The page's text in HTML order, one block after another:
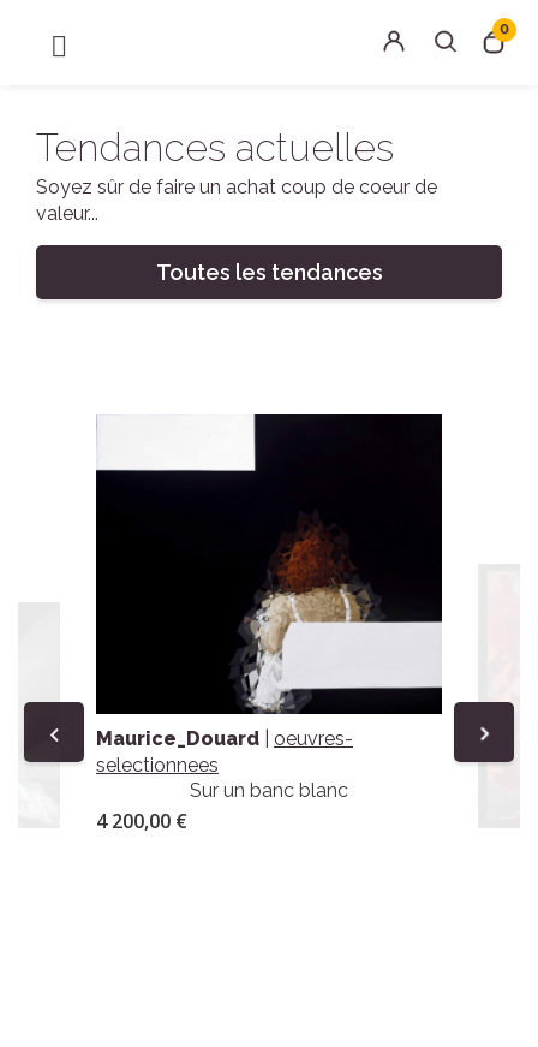
0
Tendances actuelles
Soyez sûr de faire un achat coup de coeur de
valeur...
Toutes les tendances
Previous
Maurice_Douard
oeuvres-
selectionnees
Sur un banc blanc
4 200,00 €